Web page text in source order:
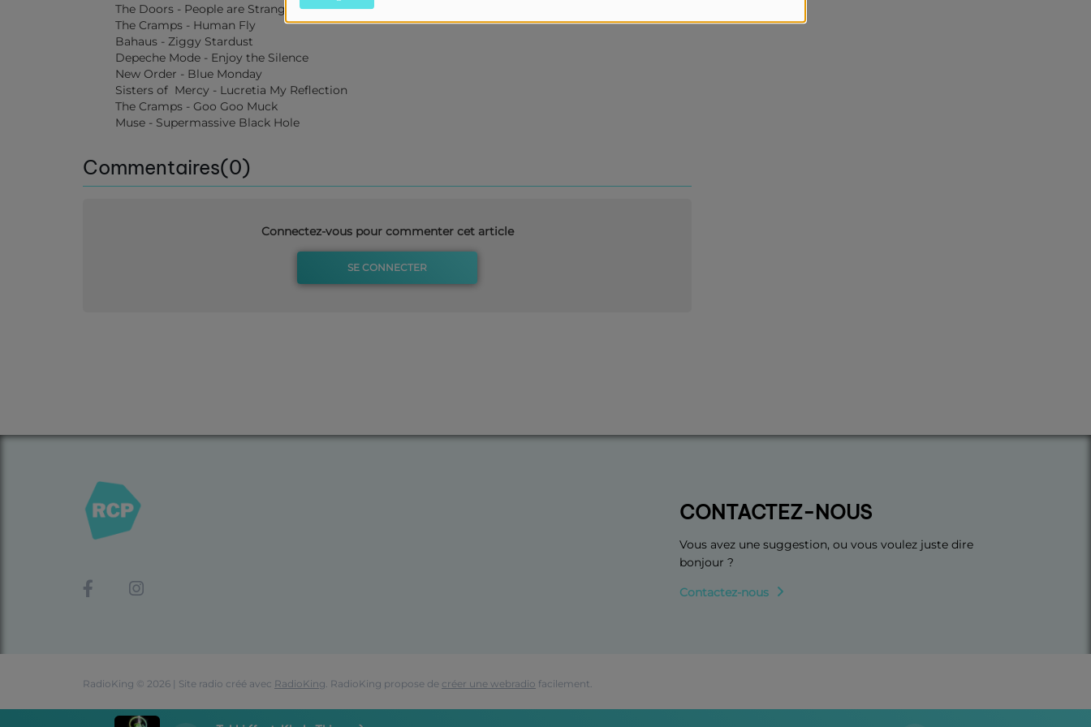
The Doors - People are Strange
The Cramps - Human Fly
Bahaus - Ziggy Stardust
Depeche Mode - Enjoy the Silence
New Order - Blue Monday
Sisters of Mercy - Lucretia My Reflection
The Cramps - Goo Goo Muck
Muse - Supermassive Black Hole
Commentaires(0)
Connectez-vous pour commenter cet article
SE CONNECTER
CONTACTEZ-NOUS
Vous avez une suggestion, ou vous voulez juste dire
bonjour ?
Contactez-nous
RadioKing © 2026 | Site radio créé avec RadioKing . RadioKing propose de créer une webradio facilement.